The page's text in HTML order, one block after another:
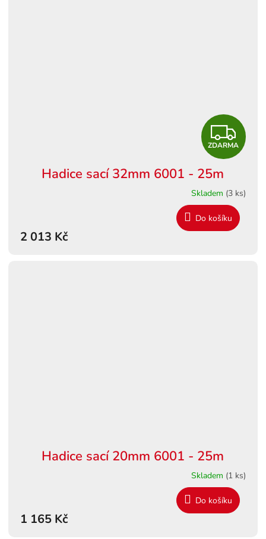
Z
D
R
M
ZDARMA
Hadice sací 32mm 6001 - 25m
Skladem (3 ks)
2 013 Kč
Do košíku
Hadice sací 20mm 6001 - 25m
Skladem (1 ks)
1 165 Kč
Do košíku